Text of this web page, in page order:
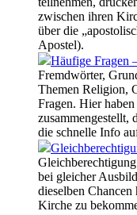
zwischen ihren
über die
Apostel).
Häufige Fragen
Fremdwörter,
Themen Religion,
Fragen. Hier
zusammengestellt,
die schnelle Info
bei gleicher
dieselben
Kirche zu